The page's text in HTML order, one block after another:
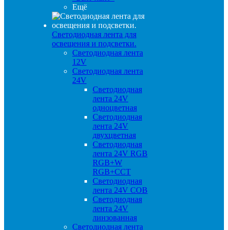
Ещё
Светодиодная лента для
освещения и подсветки.
Светодиодная лента
12V
Светодиодная лента
24V
Светодиодная
лента 24V
одноцветная
Светодиодная
лента 24V
двухцветная
Светодиодная
лента 24V RGB
RGB+W
RGB+CCT
Светодиодная
лента 24V COB
Светодиодная
лента 24V
линзованная
Светодиодная лента